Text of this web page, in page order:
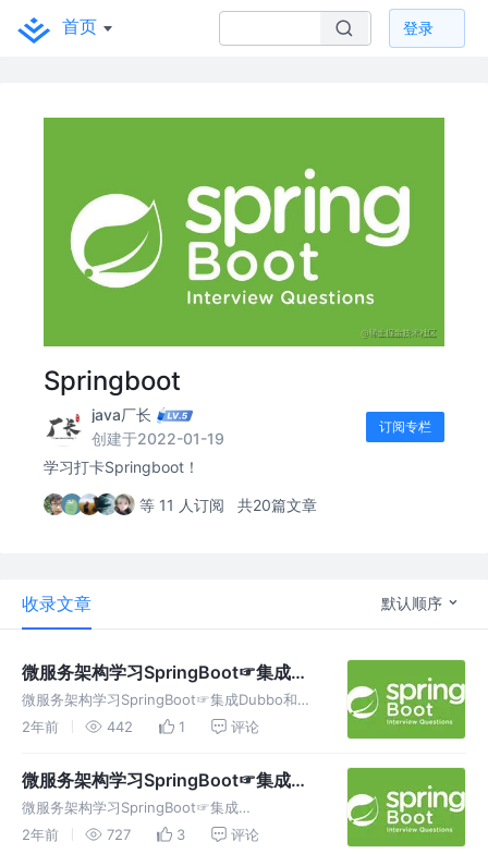
首页 登录
Springboot
java厂长
创建于2022-01-19
订阅专栏
学习打卡Springboot！
等 11 人订阅 共20篇文章
收录文章 默认顺序
微服务架构学习SpringBoot☞集成
Dubbo和Zookeeper
微服务架构学习SpringBoot☞集成Dubbo和
Zookeeper 关于作者 作者介绍 分布式理论 什
型》一书中有如下定义：“分布式系统是若干独
立计算机的集
2年前 442 1 评论
微服务架构学习SpringBoot☞集成
SpringSecurity
微服务架构学习SpringBoot☞集成
SpringSecurity 关于作者 作者介绍
2年前 727 3 评论